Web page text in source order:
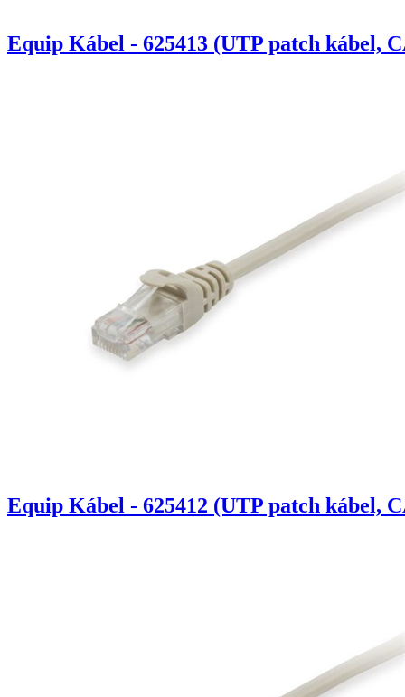
Equip Kábel - 625413 (UTP patch kábel,
Equip Kábel - 625412 (UTP patch kábel,